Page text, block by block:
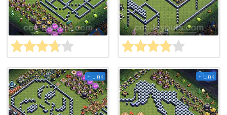
+ Link + Link